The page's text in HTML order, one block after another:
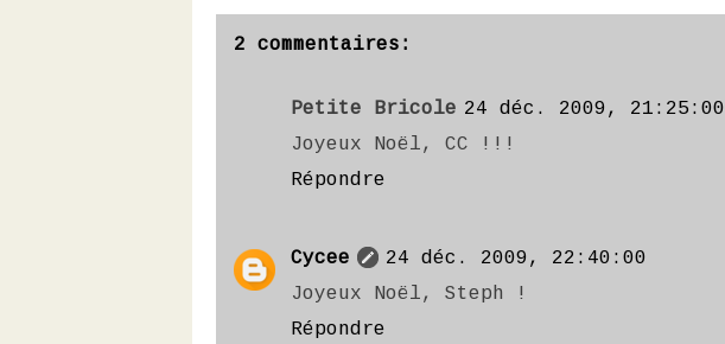
2 commentaires:
Petite Bricole 24 déc. 2009, 21:25:00
Joyeux Noël, CC !!!
Répondre
Cycee
24 déc. 2009, 22:40:00
Joyeux Noël, Steph !
Répondre